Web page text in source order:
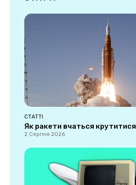
СТАТТІ
Як ракети вчаться крутитися
2 Серпня 2026